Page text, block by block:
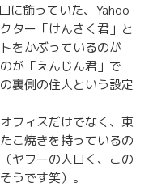
に飾っていた、Yahoo
ター「けんさく君」と
をかぶっているのが
が「えんじん君」で
裏側の住人という設定
フィスだけでなく、東
こ焼きを持っているの
ヤフーの人曰く、この
うです笑）。